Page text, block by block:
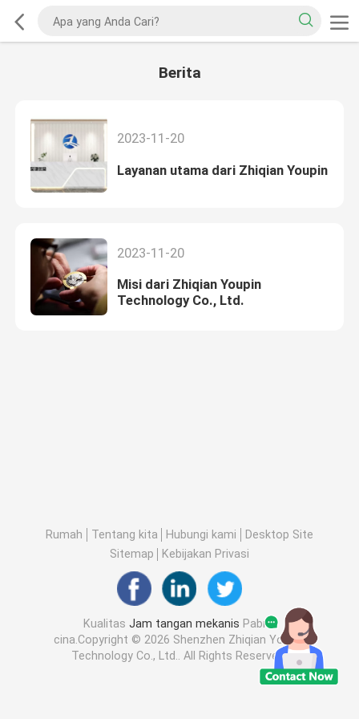
Berita
2023-11-20
Layanan utama dari Zhiqian Youpin
2023-11-20
Misi dari Zhiqian Youpin
Technology Co., Ltd.
Rumah Tentang kita Hubungi kami
Desktop Site
Sitemap
Kebijakan Privasi
KualitasJam tangan mekanis Pabrik
cina.Copyright © 2026 Shenzhen Zhiqian Youpin
Technology Co., Ltd.. All Rights Reserved.